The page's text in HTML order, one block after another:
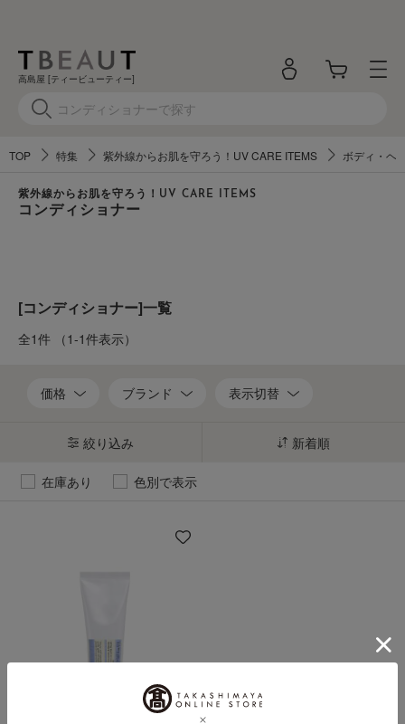
高島屋 [ティービューティー]
TOP 特集 紫外線からお肌を守ろう！UV CARE ITEMS ボディ・ヘ
紫外線からお肌を守ろう！UV CARE ITEMS
コンディショナー
[コンディショナー]一覧
全1件 （1-1件表示）
価格 ブランド 表示切替
絞り込み 新着順
在庫あり 色別で表示